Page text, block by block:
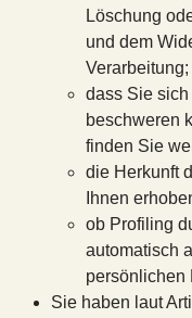
Löschung
und dem
Verarbeitung;
dass Sie
beschweren
finden Sie
die Herkunft
Ihnen
ob Profiling
automatisch
persönlichen
Sie haben laut